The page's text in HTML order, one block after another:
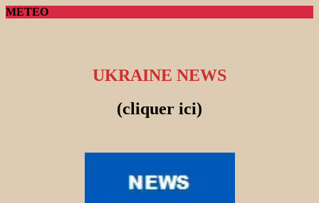
METEO
UKRAINE NEWS
(cliquer ici)